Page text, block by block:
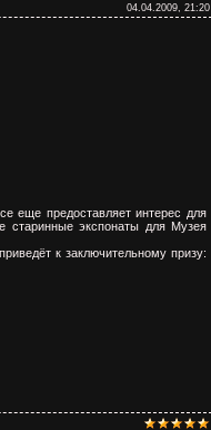
04.04.2009, 21:20
еще предоставляет интерес для
старинные экспонаты для Музея
к заключительному призу: